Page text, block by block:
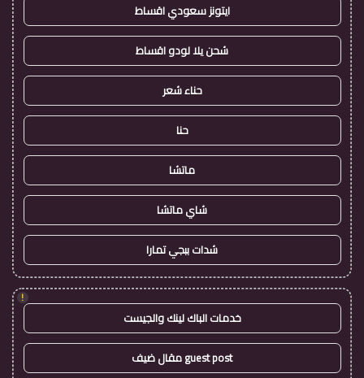
ايتونز سعودي اقساط
شحن يلا لودو اقساط
حناء شعر
حنا
ماتشا
شاي ماتشا
شدات ببجي تمارا
!
خدمات الباك لينك والجيست
guest post مقال ضيف